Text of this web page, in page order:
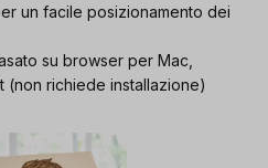
un facile posizionamento dei
su browser per Mac,
(non richiede installazione)